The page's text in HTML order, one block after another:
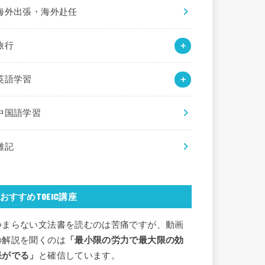
外出張・海外赴任
行
語学習
国語学習
記
おすすめTOEIC講座
まらない文法書を読むのは苦痛ですが、動画
解説を聞くのは 「最小限の労力で最大限の効
でる」
と確信しています。